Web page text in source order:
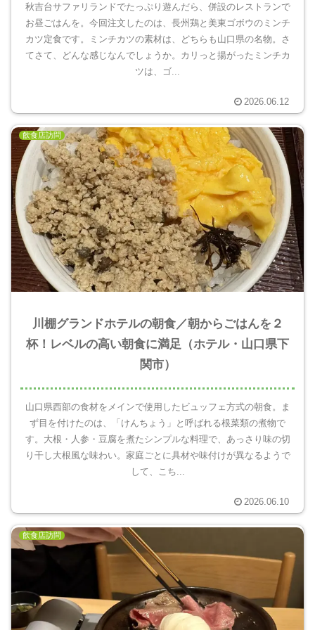
秋吉台サファリランドでたっぷり遊んだら、併設のレストランで
お昼ごはんを。今回注文したのは、長州鶏と美東ゴボウのミンチ
カツ定食です。ミンチカツの素材は、どちらも山口県の名物。さ
てさて、どんな感じなんでしょうか。カリっと揚がったミンチカ
ツは、ゴ...
2026.06.12
飲食店訪問
川棚グランドホテルの朝食／朝からごはんを２
杯！レベルの高い朝食に満足（ホテル・山口県下
関市）
山口県西部の食材をメインで使用したビュッフェ方式の朝食。ま
ず目を付けたのは、「けんちょう」と呼ばれる根菜類の煮物で
す。大根・人参・豆腐を煮たシンプルな料理で、あっさり味の切
り干し大根風な味わい。家庭ごとに具材や味付けが異なるようで
して、こち...
2026.06.10
飲食店訪問